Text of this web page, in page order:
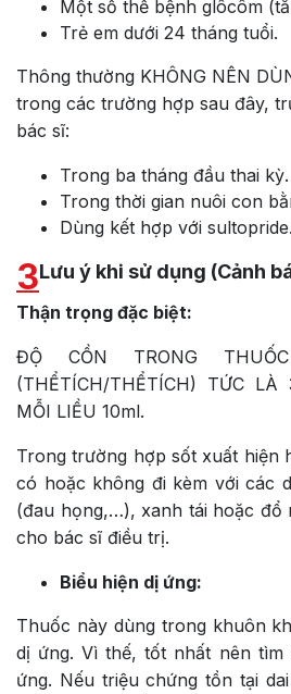
Một số thể bệnh glôcôm
Trẻ em dưới 24 tháng tuổi.
Thông thường KHÔNG NÊN
trong các trường hợp sau đây,
bác sĩ:
Trong ba tháng đầu thai kỳ.
Trong thời gian nuôi con
Dùng kết hợp với sultopride.
3Lưu ý khi sử dụng (Cảnh
Thận trọng đặc biệt:
ĐỘ CỒN TRONG
(THỂTÍCH/THỂTÍCH) TỨC LÀ
MỖI LIỀU 10ml.
Trong trường hợp sốt xuất hiện
có hoặc không đi kèm với các
(đau họng,…), xanh tái hoặc đổ
cho bác sĩ điều trị.
Biểu hiện dị ứng:
Thuốc này dùng trong khuôn
dị ứng. Vì thế, tốt nhất nên tìm
ứng. Nếu triệu chứng tồn tại